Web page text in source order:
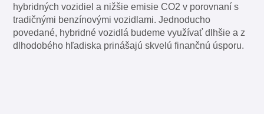
hybridných vozidiel a nižšie emisie CO2 v porovnaní s
tradičnými benzínovými vozidlami. Jednoducho
povedané, hybridné vozidlá budeme využívať dlhšie a z
dlhodobého hľadiska prinášajú skvelú finančnú úsporu.